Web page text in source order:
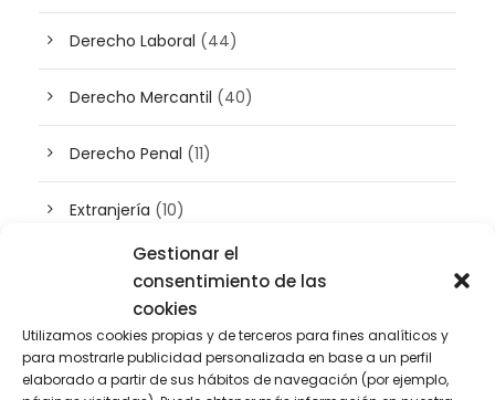
Gestionar el
consentimiento de las
cookies
Utilizamos cookies propias y de terceros para fines analíticos y
para mostrarle publicidad personalizada en base a un perfil
elaborado a partir de sus hábitos de navegación (por ejemplo,
Derecho Laboral (44)
Derecho Mercantil (40)
Derecho Penal (11)
Extranjería (10)
Inteligencia artificial (3)
Plusvalía(2)